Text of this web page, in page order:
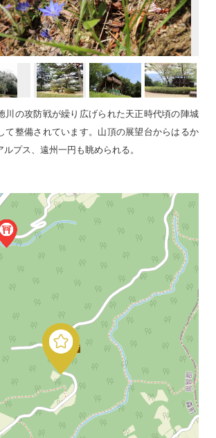
川の攻防戦が繰り広げられた天正時代頃の陣城
て整備されています。山頂の展望台からはるか
プス、遠州一円も眺められる。